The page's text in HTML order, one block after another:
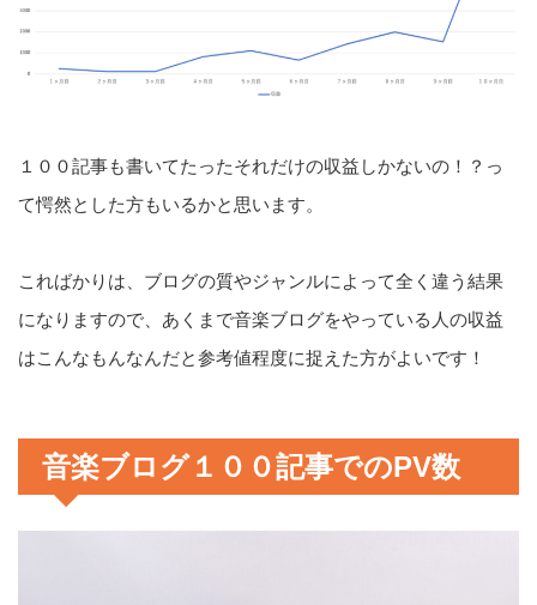
１００記事も書いてたったそれだけの収益しかないの！？っ
て愕然とした方もいるかと思います。
こればかりは、ブログの質やジャンルによって全く違う結果
になりますので、あくまで音楽ブログをやっている人の収益
はこんなもんなんだと参考値程度に捉えた方がよいです！
音楽ブログ１００記事でのPV数